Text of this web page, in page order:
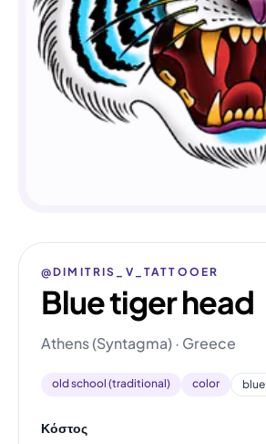
@DIMITRIS_V_TATTOOER
Blue tiger head
Athens (Syntagma) · Greece
old school (traditional) color blue
Κόστος